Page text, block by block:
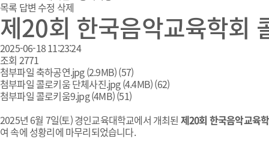
목록 답변 수정 삭제
제20회 한국음악교육학회
2025-06-18 11:23:24
조회 2771
첨부파일축하공연.jpg(2.9MB)(57)
첨부파일 콜로키움 단체사진.jpg(4.4MB)(62)
첨부파일 콜로키움9.jpg(4MB)(51)
2025년 6월 7일(토) 경인교육대학교에서 개최된 제20회 한국음악교육
여 속에 성황리에 마무리되었습니다.